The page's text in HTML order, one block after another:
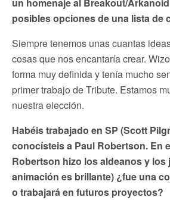
un homenaje al Breakout/
posibles opciones de una lista de
Siempre tenemos unas cuantas
cosas que nos encantaría crear.
forma muy definida y tenía mucho
primer trabajo de Tribute. Estamos
nuestra elección.
Habéis trabajado en SP (Scott
conocísteis a Paul Robertson. En
Robertson hizo los aldeanos y los
animación es brillante) ¿fue una
o trabajará en futuros proyectos?